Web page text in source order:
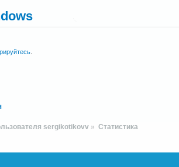
.
sergikotikovv» Статистика